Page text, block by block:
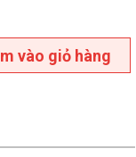
vào giỏ hàng